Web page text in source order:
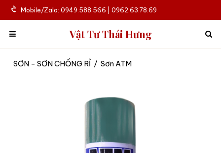
Mobile/Zalo: 0949.588.566 | 0962.63.78.69
Vật Tư Thái Hưng
SƠN - SƠN CHỐNG RỈ / Sơn ATM